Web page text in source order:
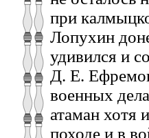
при
Лопухин
удивился и
Д. Е.
военных
атаман хотя
походе и в